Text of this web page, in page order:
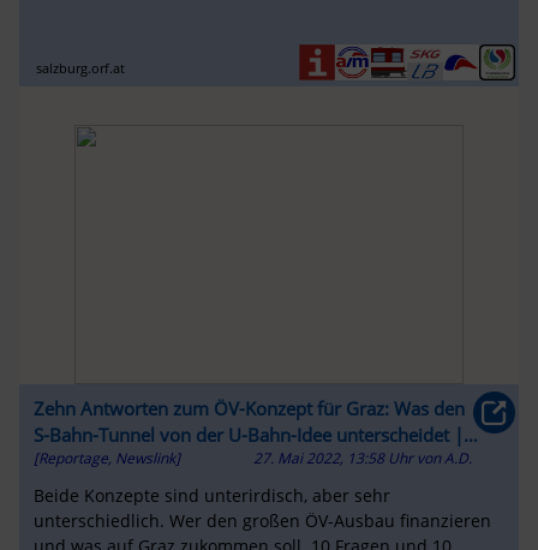
salzburg.orf.at
Zehn Antworten zum ÖV-Konzept für Graz: Was den
S-Bahn-Tunnel von der U-Bahn-Idee unterscheidet |
Kleine Zeitung
[Reportage, Newslink] 27. Mai 2022, 13:58 Uhr vonA.D.
Beide Konzepte sind unterirdisch, aber sehr
unterschiedlich. Wer den großen ÖV-Ausbau finanzieren